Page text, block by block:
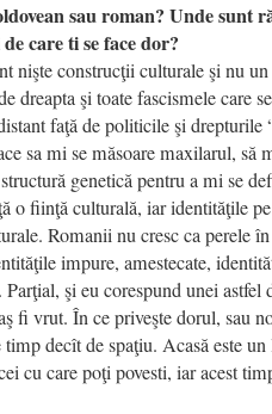
sau roman? Unde sunt
care ti se face dor?
nişte construcţii culturale şi nu
dreapta şi toate fascismele care
faţă de politicile şi drepturile
sa mi se măsoare maxilarul, să
genetică pentru a mi se
o fiinţă culturală, iar identităţile
Romanii nu cresc ca perele
impure, amestecate,
şi eu corespund unei
fi vrut. În ce priveşte dorul, sau
decît de spaţiu. Acasă este
cu care poţi povesti, iar acest